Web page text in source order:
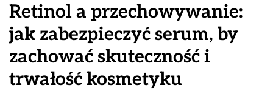
Retinol a przechowywanie:
jak zabezpieczyć serum, by
zachować skuteczność i
trwałość kosmetyku